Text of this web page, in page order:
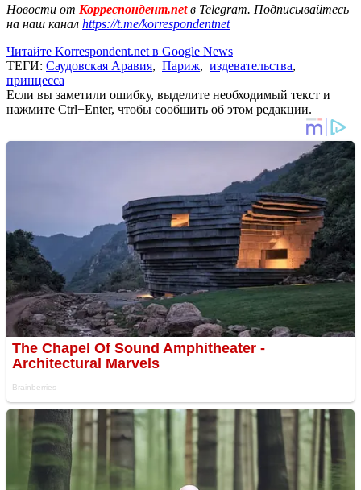
Новости от Корреспондент.netв Telegram. Подписывайтесь
на наш канал https://t.me/korrespondentnet
Читайте Korrespondent.net в Google News
ТЕГИ: Саудовская Аравия, Париж, издевательства,
принцесса
Если вы заметили ошибку, выделите необходимый текст и
нажмите Ctrl+Enter, чтобы сообщить об этом редакции.